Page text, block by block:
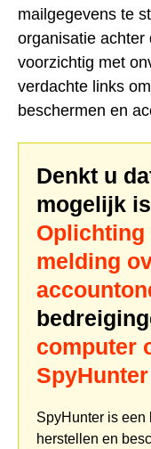
mailgegevens te
organisatie achter
voorzichtig met
verdachte links
beschermen en
Denkt u
mogelijk
Oplichting
melding
computer
SpyHunter
SpyHunter is een
herstellen en